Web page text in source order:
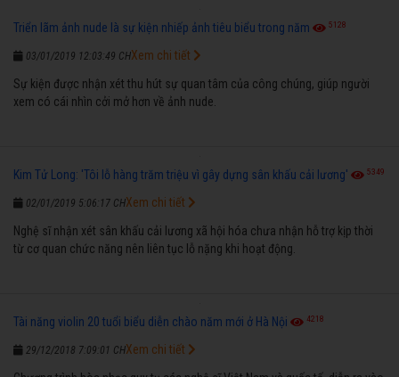
Triển lãm ảnh nude là sự kiện nhiếp ảnh tiêu biểu trong năm 5128
03/01/2019 12:03:49 CH
Sự kiện được nhận xét thu hút sự quan tâm của công chúng, giúp người
xem có cái nhìn cởi mở hơn về ảnh nude.
Xem chi tiết
Kim Tử Long: 'Tôi lỗ hàng trăm triệu vì gây dựng sân khấu cải lương' 5349
02/01/2019 5:06:17 CH
Nghệ sĩ nhận xét sân khấu cải lương xã hội hóa chưa nhận hỗ trợ kịp thời
từ cơ quan chức năng nên liên tục lỗ nặng khi hoạt động.
Xem chi tiết
Tài năng violin 20 tuổi biểu diễn chào năm mới ở Hà Nội 4218
29/12/2018 7:09:01 CHXem chi tiết